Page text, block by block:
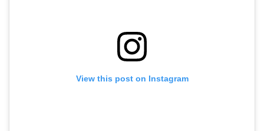
View this post on Instagram